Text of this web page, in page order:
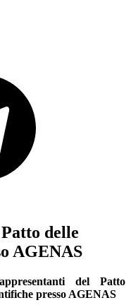
delle
AGENAS
del Patto
presso AGENAS